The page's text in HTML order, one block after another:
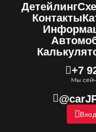
Детейлинг
Контакты
+7
Мы